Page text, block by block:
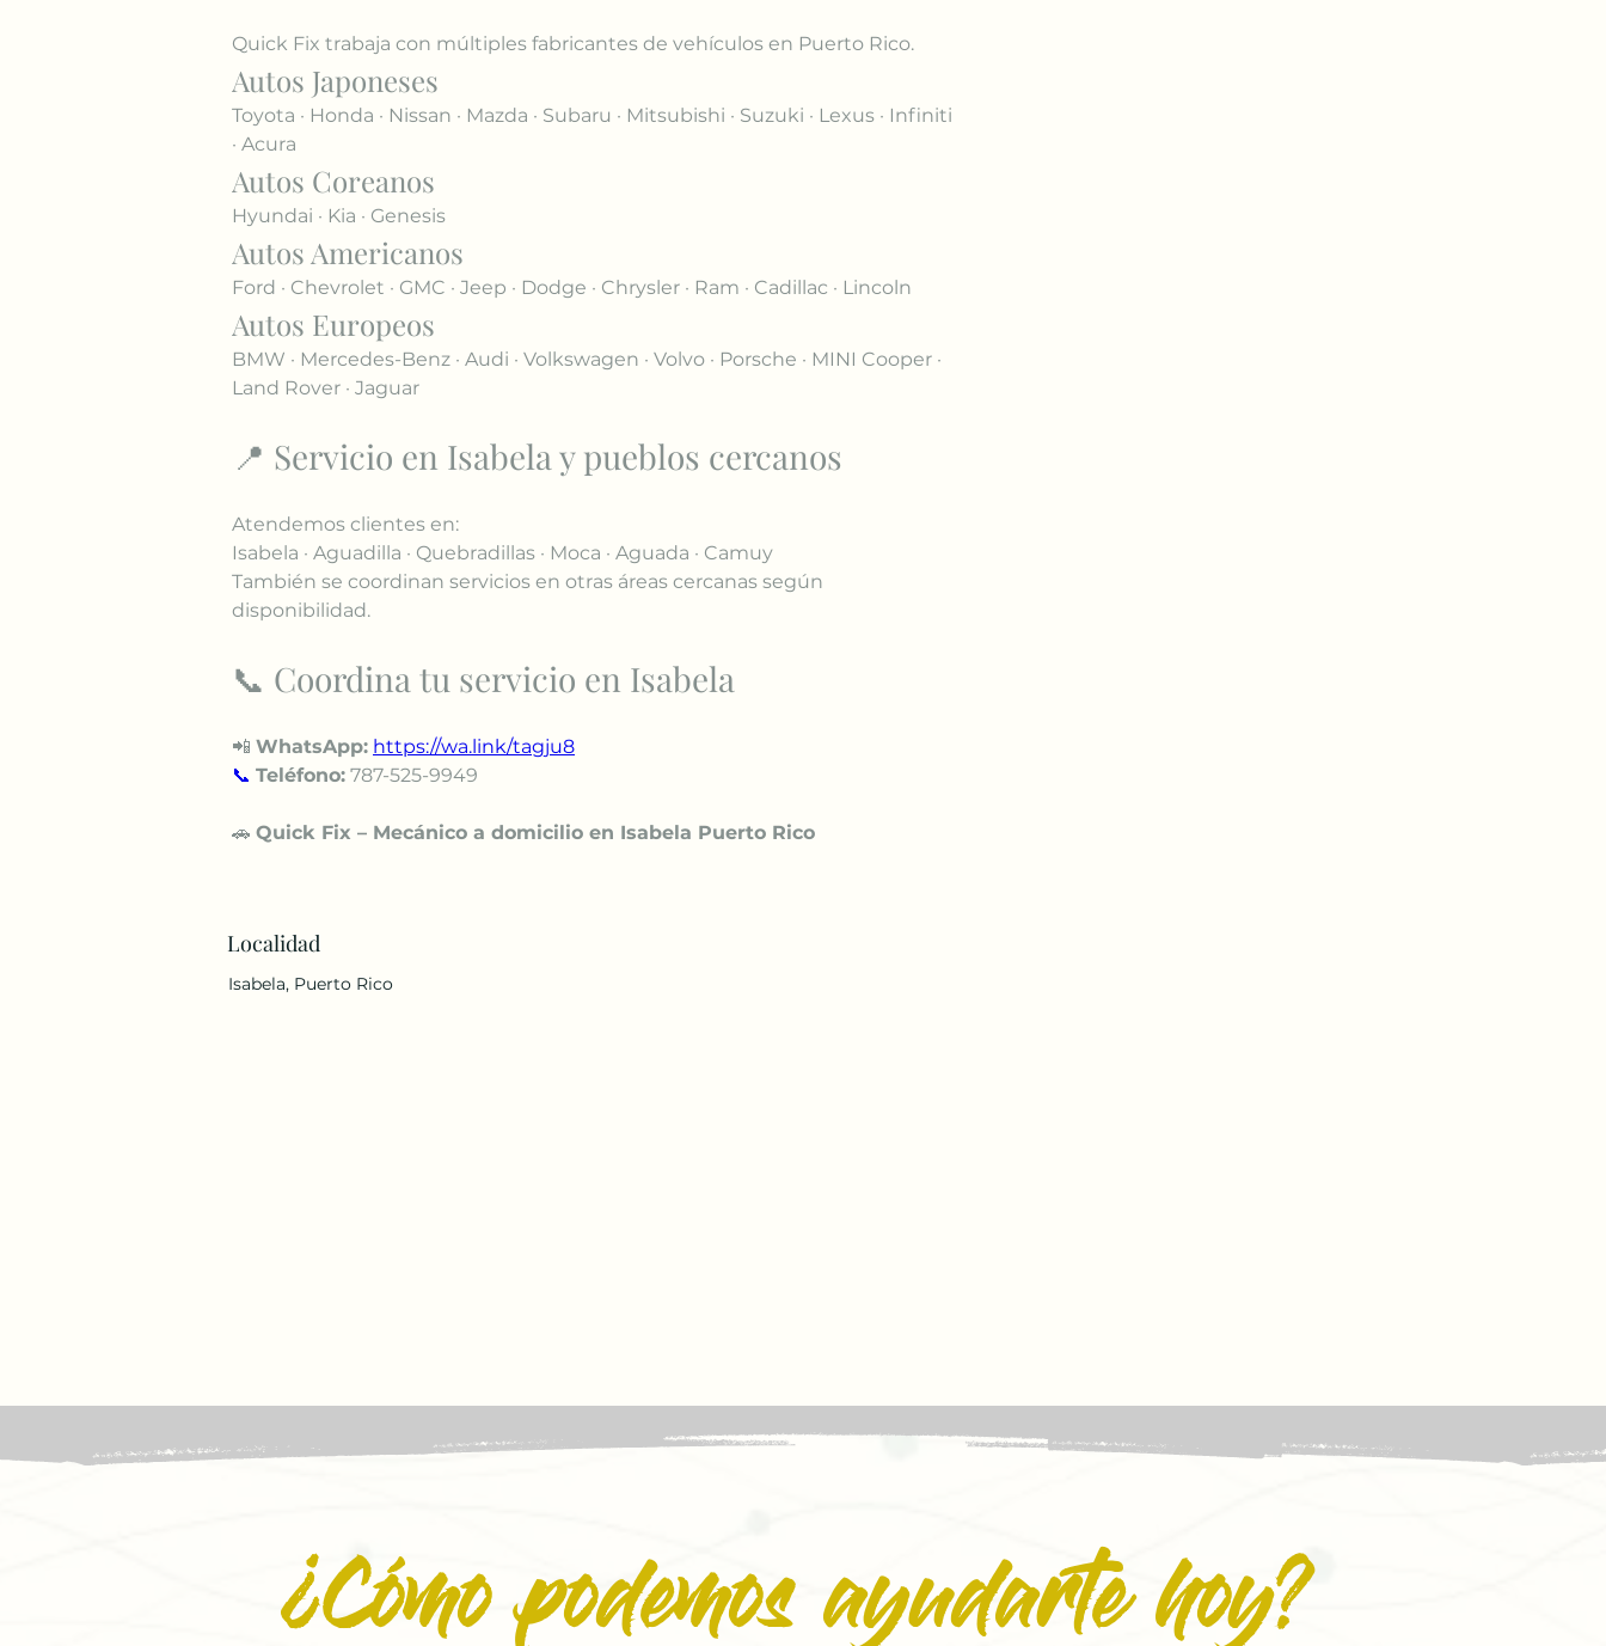
Quick Fix trabaja con múltiples fabricantes de vehículos en Puerto Rico.
Autos Japoneses
Toyota · Honda · Nissan · Mazda · Subaru · Mitsubishi · Suzuki · Lexus · Infiniti
· Acura
Autos Coreanos
Hyundai · Kia · Genesis
Autos Americanos
Ford · Chevrolet · GMC · Jeep · Dodge · Chrysler · Ram · Cadillac · Lincoln
Autos Europeos
BMW · Mercedes-Benz · Audi · Volkswagen · Volvo · Porsche · MINI Cooper ·
Land Rover · Jaguar
📍 Servicio en Isabela y pueblos cercanos
Atendemos clientes en:
Isabela · Aguadilla · Quebradillas · Moca · Aguada · Camuy
También se coordinan servicios en otras áreas cercanas según
disponibilidad.
📞 Coordina tu servicio en Isabela
📲 WhatsApp: https://wa.link/tagju8
📞 Teléfono: 787-525-9949
🚗 Quick Fix – Mecánico a domicilio en Isabela Puerto Rico
Localidad
Isabela, Puerto Rico
¿Cómo podemos ayudarte hoy?